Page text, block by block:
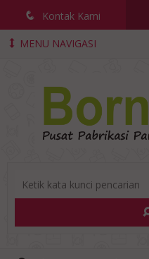
q Kontak Kami
MENU NAVIGASI